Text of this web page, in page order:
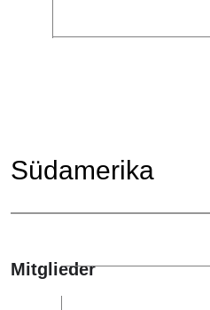
Südamerika
Mitglieder